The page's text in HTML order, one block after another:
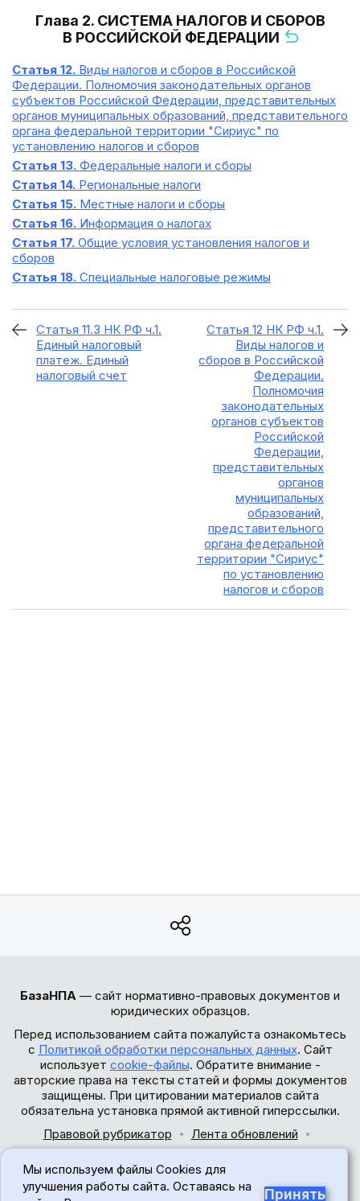
Глава 2. СИСТЕМА НАЛОГОВ И СБОРОВ
В РОССИЙСКОЙ ФЕДЕРАЦИИ
Статья 12. Виды налогов и сборов в Российской
Федерации. Полномочия законодательных органов
субъектов Российской Федерации, представительных
органов муниципальных образований, представительного
органа федеральной территории "Сириус" по
установлению налогов и сборов
Статья 13. Федеральные налоги и сборы
Статья 14. Региональные налоги
Статья 15. Местные налоги и сборы
Статья 16. Информация о налогах
Статья 17. Общие условия установления налогов и
сборов
Статья 18. Специальные налоговые режимы
Статья 11.3 НК РФ ч.1.
Единый налоговый
платеж. Единый
налоговый счет
Статья 12 НК РФ ч.1.
Виды налогов и
сборов в Российской
Федерации.
Полномочия
законодательных
органов субъектов
Российской
Федерации,
представительных
органов
муниципальных
образований,
представительного
органа федеральной
территории "Сириус"
по установлению
налогов и сборов
БазаНПА — сайт нормативно-правовых документов и
юридических образцов.
Перед использованием сайта пожалуйста ознакомьтесь
с Политикой обработки персональных данных. Сайт
использует cookie-файлы. Обратите внимание -
авторские права на тексты статей и формы документов
защищены. При цитировании материалов сайта
обязательна установка прямой активной гиперссылки.
Правовой рубрикатор
Лента обновлений
© 2017-2026
Мы используем файлы Cookies для
улучшения работы сайта. Оставаясь на
Принять